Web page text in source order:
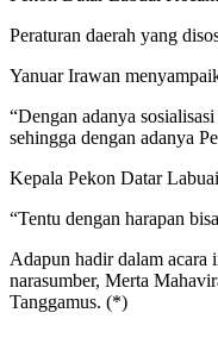
Peraturan daerah yang
Yanuar Irawan
“Dengan adanya
sehingga dengan adanya
Kepala Pekon Datar
“Tentu dengan harapan
Adapun hadir dalam acara
narasumber, Merta
Tanggamus. (*)